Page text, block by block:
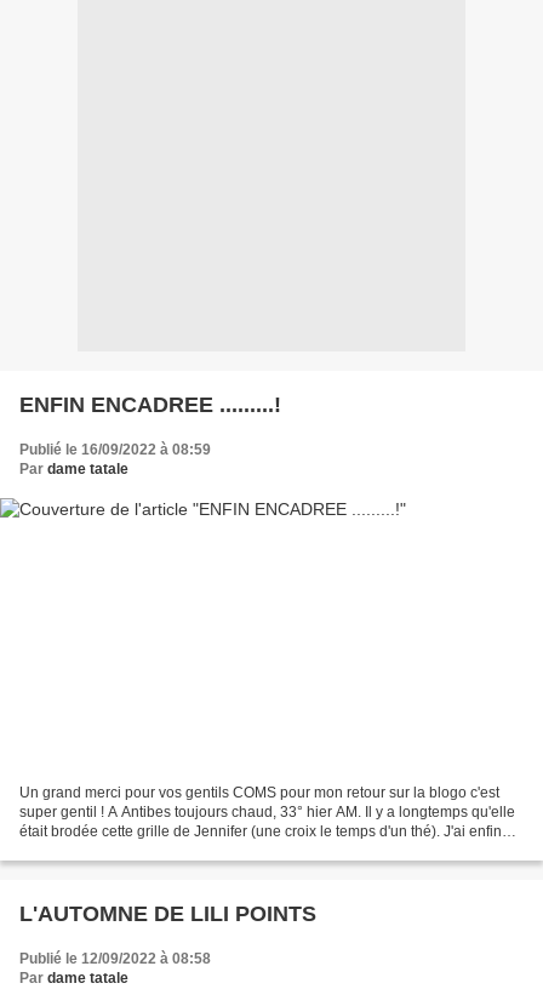
ENFIN ENCADREE .........!
Publié le 16/09/2022 à 08:59
Par dame tatale
Un grand merci pour vos gentils COMS pour mon retour sur la blogo c'est
super gentil ! A Antibes toujours chaud, 33° hier AM. Il y a longtemps qu'elle
était brodée cette grille de Jennifer (une croix le temps d'un thé). J'ai enfin
L'AUTOMNE DE LILI POINTS
Publié le 12/09/2022 à 08:58
Par dame tatale